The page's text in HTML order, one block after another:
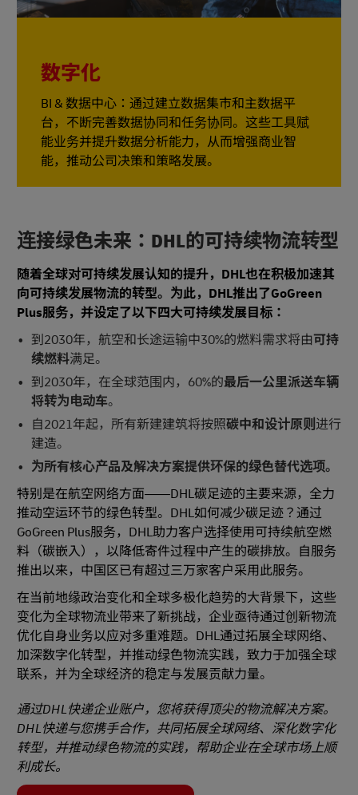
数字化
BI & 数据中心：通过建立数据集市和主数据平
台，不断完善数据协同和任务协同。这些工具赋
能业务并提升数据分析能力，从而增强商业智
能，推动公司决策和策略发展。
连接绿色未来：DHL的可持续物流转型
随着全球对可持续发展认知的提升，DHL也在积极加速其
向可持续发展物流的转型。为此，DHL推出了GoGreen
Plus服务，并设定了以下四大可持续发展目标：
到2030年，航空和长途运输中30%的燃料需求将由可持
续燃料满足。
到2030年，在全球范围内，60%的最后一公里派送车辆
将转为电动车。
自2021年起，所有新建建筑将按照碳中和设计原则进行
建造。
为所有核心产品及解决方案提供环保的绿色替代选项。
特别是在航空网络方面——DHL碳足迹的主要来源，全力
推动空运环节的绿色转型。DHL如何减少碳足迹？通过
GoGreen Plus服务，DHL助力客户选择使用可持续航空燃
料（碳嵌入），以降低寄件过程中产生的碳排放。自服务
推出以来，中国区已有超过三万家客户采用此服务。
在当前地缘政治变化和全球多极化趋势的大背景下，这些
变化为全球物流业带来了新挑战，企业亟待通过创新物流
优化自身业务以应对多重难题。DHL通过拓展全球网络、
加深数字化转型，并推动绿色物流实践，致力于加强全球
联系，并为全球经济的稳定与发展贡献力量。
通过DHL快递企业账户，您将获得顶尖的物流解决方案。
DHL快递与您携手合作，共同拓展全球网络、深化数字化
转型，并推动绿色物流的实践，帮助企业在全球市场上顺
利成长。